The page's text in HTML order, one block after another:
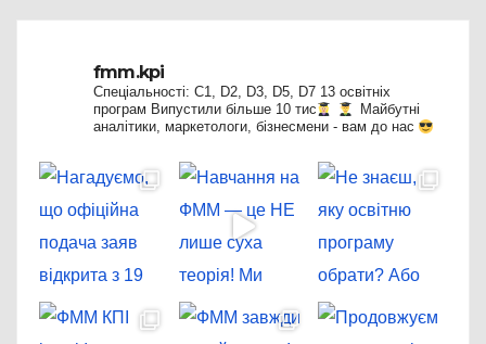
fmm.kpi
Спеціальності: C1, D2, D3, D5, D7 13 освітніх
програм Випустили більше 10 тис
Майбутні
аналітики, маркетологи, бізнесмени - вам до нас